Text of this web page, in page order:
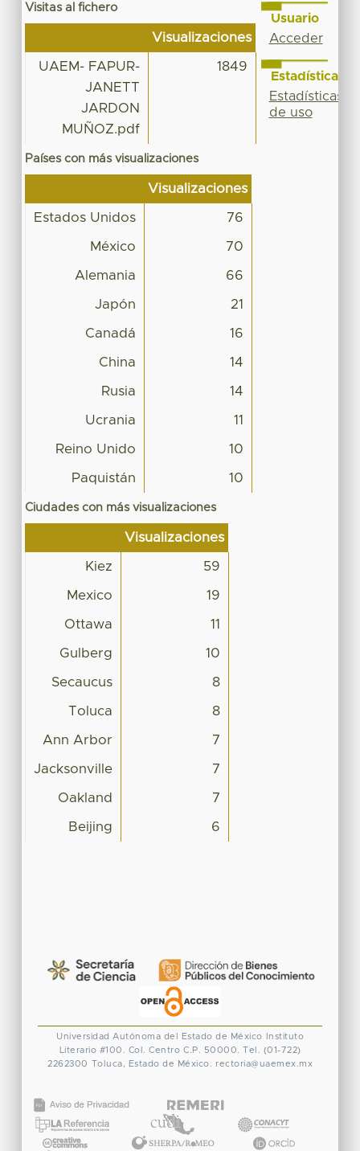
Visitas al fichero
Visualizaciones
UAEM- FAPUR-
JANETT
JARDON
MUÑOZ.pdf
1849
Países con más visualizaciones
Visualizaciones
Estados Unidos 76
México 70
Alemania 66
Japón 21
Canadá 16
China 14
Rusia 14
Ucrania 11
Reino Unido 10
Paquistán 10
Ciudades con más visualizaciones
Visualizaciones
Kiez 59
Mexico 19
Ottawa 11
Gulberg 10
Secaucus 8
Toluca 8
Ann Arbor 7
Jacksonville 7
Oakland 7
Beijing 6
Usuario
Acceder
Estadísticas
Estadísticas
de uso
Universidad Autónoma del Estado de México
Instituto
Literario #100. Col. Centro C.P. 50000. Tel. (01-722)
2262300 Toluca, Estado de México. rectoria@uaemex.mx